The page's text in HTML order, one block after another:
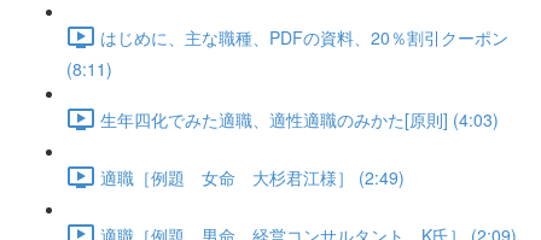
はじめに、主な職種、PDFの資料、20％割引クーポン
(8:11)
生年四化でみた適職、適性適職のみかた[原則] (4:03)
適職［例題 女命 大杉君江様］ (2:49)
適職［例題 男命 経営コンサルタント K氏］ (2:09)